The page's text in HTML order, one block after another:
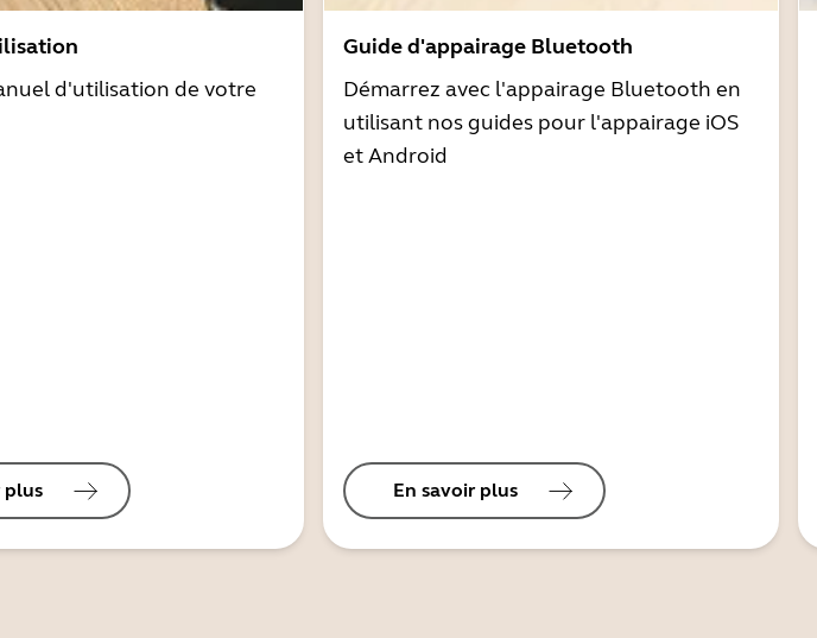
d'utilisation de votre
plus
Guide d'appairage Bluetooth
Démarrez avec l'appairage Bluetooth en
utilisant nos guides pour l'appairage iOS
et Android
En savoir plus